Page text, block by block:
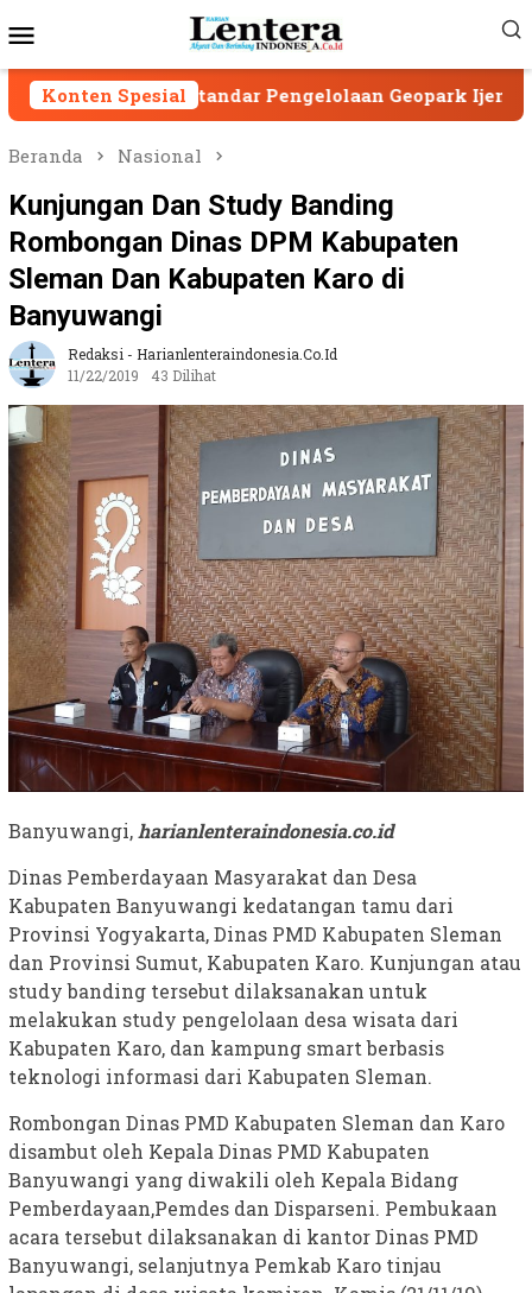
ke
Mobile
Konten Spesial
Pengelolaan Geopark Ijen Geopark Ijen
Beranda Nasional
Kunjungan Dan Study Banding
Rombongan Dinas DPM Kabupaten
Sleman Dan Kabupaten Karo di
Banyuwangi
Redaksi - Harianlenteraindonesia.co.id
11/22/2019
43 Dilihat
Banyuwangi,harianlenteraindonesia.co.id
Dinas Pemberdayaan Masyarakat dan Desa
Kabupaten Banyuwangi kedatangan tamu dari
Provinsi Yogyakarta, Dinas PMD Kabupaten Sleman
dan Provinsi Sumut, Kabupaten Karo. Kunjungan atau
study banding tersebut dilaksanakan untuk
melakukan study pengelolaan desa wisata dari
Kabupaten Karo, dan kampung smart berbasis
teknologi informasi dari Kabupaten Sleman.
Rombongan Dinas PMD Kabupaten Sleman dan Karo
disambut oleh Kepala Dinas PMD Kabupaten
Banyuwangi yang diwakili oleh Kepala Bidang
Pemberdayaan,Pemdes dan Disparseni. Pembukaan
acara tersebut dilaksanakan di kantor Dinas PMD
Banyuwangi, selanjutnya Pemkab Karo tinjau